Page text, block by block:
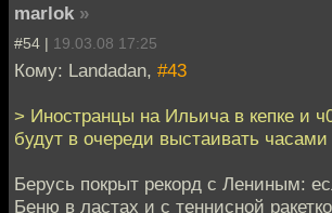
marlok »
#54 | 19.03.08 17:25
Кому: Landadan, #43
> Иностранцы на Ильича в кепке и
будут в очереди выстаивать часами
Берусь покрыт рекорд с Лениным:
Беню в ластах и с теннисной